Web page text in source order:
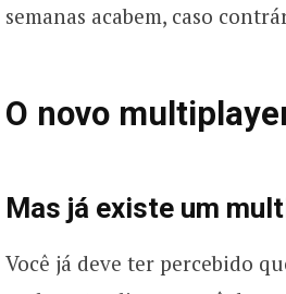
semanas acabem, caso
O novo
Mas já existe um
Você já deve ter percebido